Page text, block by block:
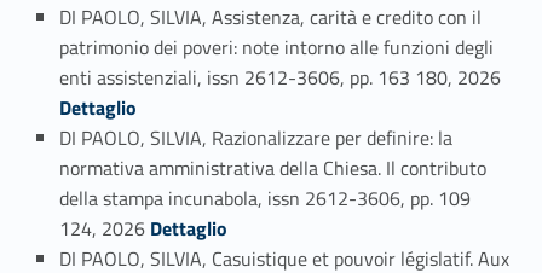
DI PAOLO, SILVIA, Assistenza, carità e credito con il
patrimonio dei poveri: note intorno alle funzioni degli
enti assistenziali, issn 2612-3606, pp. 163 180, 2026
Dettaglio
DI PAOLO, SILVIA, Razionalizzare per definire: la
normativa amministrativa della Chiesa. Il contributo
della stampa incunabola, issn 2612-3606, pp. 109
124, 2026 Link identifier #identifier_person_133566-15
Dettaglio
DI PAOLO, SILVIA, Casuistique et pouvoir législatif. Aux